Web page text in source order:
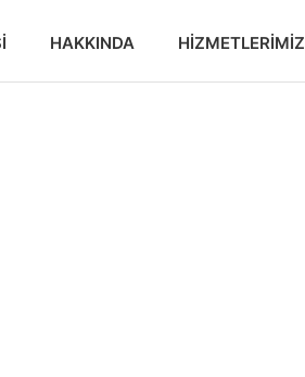
HAKKINDA HIZMETLERIMIZ